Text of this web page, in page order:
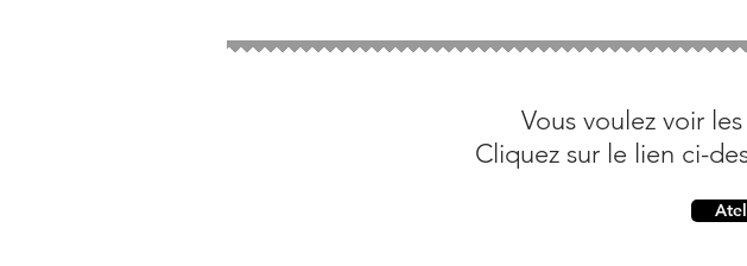
Vous voulez voir
Cliquez sur le lien ci-